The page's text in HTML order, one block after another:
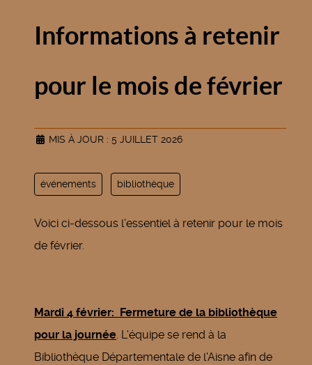
Informations à retenir
pour le mois de février
MIS À JOUR : 5 JUILLET 2026
événements bibliothèque
Voici ci-dessous l'essentiel à retenir pour le mois
de février.
Mardi 4 février: Fermeture de la bibliothèque
pour la journée. L'équipe se rend à la
Bibliothèque Départementale de l'Aisne afin de